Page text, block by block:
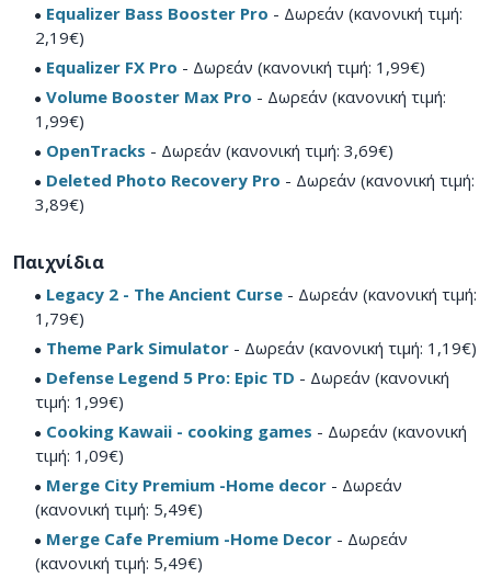
Equalizer Bass Booster Pro - Δωρεάν (κανονική τιμή:
2,19€)
Equalizer FX Pro - Δωρεάν (κανονική τιμή: 1,99€)
Volume Booster Max Pro - Δωρεάν (κανονική τιμή:
1,99€)
OpenTracks - Δωρεάν (κανονική τιμή: 3,69€)
Deleted Photo Recovery Pro - Δωρεάν (κανονική τιμή:
3,89€)
Παιχνίδια
Legacy 2 - The Ancient Curse - Δωρεάν (κανονική τιμή:
1,79€)
Theme Park Simulator - Δωρεάν (κανονική τιμή: 1,19€)
Defense Legend 5 Pro: Epic TD - Δωρεάν (κανονική
τιμή: 1,99€)
Cooking Kawaii - cooking games - Δωρεάν (κανονική
τιμή: 1,09€)
Merge City Premium -Home decor - Δωρεάν
(κανονική τιμή: 5,49€)
Merge Cafe Premium -Home Decor - Δωρεάν
(κανονική τιμή: 5,49€)